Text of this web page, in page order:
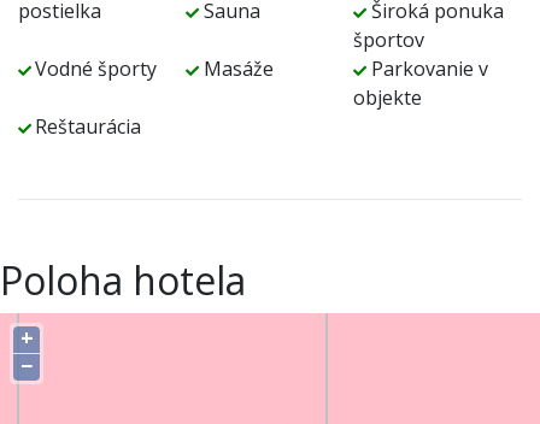
postielka Sauna
Široká ponuka
športov
Vodné športy
Masáže
Parkovanie v
objekte
Reštaurácia
Poloha hotela
+
−